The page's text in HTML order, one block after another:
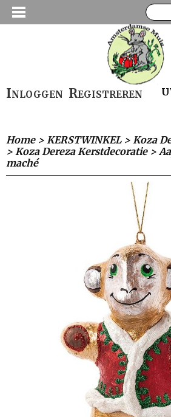
Inloggen Registreren
Home> KERSTWINKEL> Koza
> Koza Dereza Kerstdecoratie>
maché